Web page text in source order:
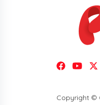
Copyright ©